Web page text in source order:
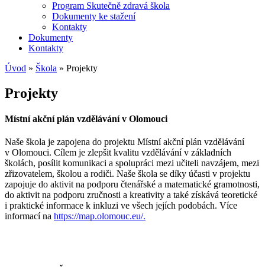
Program Skutečně zdravá škola
Dokumenty ke stažení
Kontakty
Dokumenty
Kontakty
Úvod » Škola » Projekty
Projekty
Místní akční plán vzdělávání v Olomouci
Naše škola je zapojena do projektu Místní akční plán vzdělávání
v Olomouci. Cílem je zlepšit kvalitu vzdělávání v základních
školách, posílit komunikaci a spolupráci mezi učiteli navzájem, mezi
zřizovatelem, školou a rodiči. Naše škola se díky účasti v projektu
zapojuje do aktivit na podporu čtenářské a matematické gramotnosti,
do aktivit na podporu zručnosti a kreativity a také získává teoretické
i praktické informace k inkluzi ve všech jejích podobách. Více
informací na https://map.olomouc.eu/.